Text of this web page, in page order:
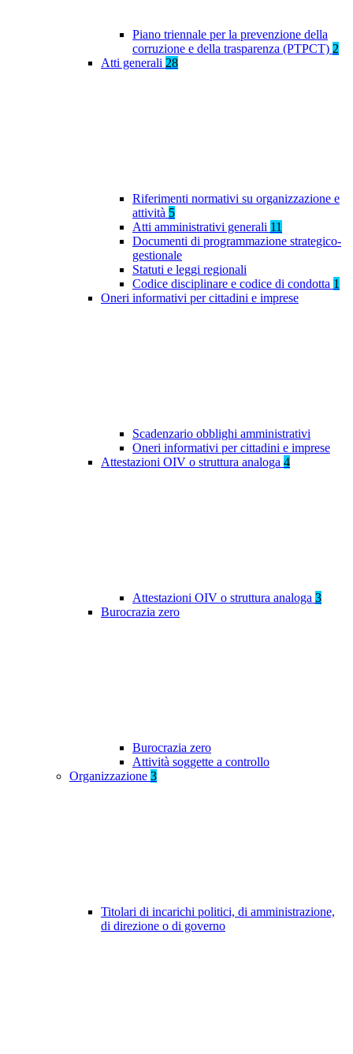
Piano triennale per la prevenzione della
corruzione e della trasparenza (PTPCT) 2
Atti generali 28
Riferimenti normativi su organizzazione e
attività 5
Atti amministrativi generali 11
Documenti di programmazione strategico-
gestionale
Statuti e leggi regionali
Codice disciplinare e codice di condotta 1
Oneri informativi per cittadini e imprese
Scadenzario obblighi amministrativi
Oneri informativi per cittadini e imprese
Attestazioni OIV o struttura analoga 4
Attestazioni OIV o struttura analoga 3
Burocrazia zero
Burocrazia zero
Attività soggette a controllo
Organizzazione 3
Titolari di incarichi politici, di amministrazione,
di direzione o di governo